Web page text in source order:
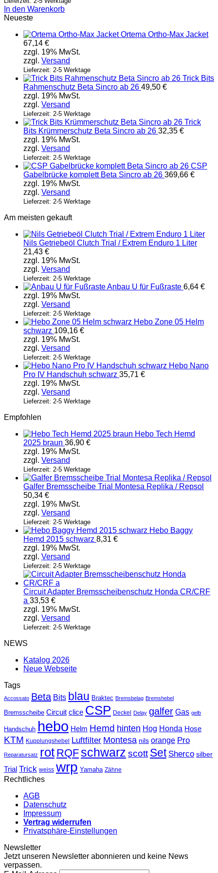
In den Warenkorb
Neueste
Ortema Ortho-Max Jacket
67,14 €
zzgl. 19% MwSt.
zzgl. Versand
Lieferzeit: 2-5 Werktage
Trick Bits
Rahmenschutz Beta Sincro ab 26 49,50 €
zzgl. 19% MwSt.
zzgl. Versand
Lieferzeit: 2-5 Werktage
Trick
Bits Krümmerschutz Beta Sincro ab 26 32,35 €
zzgl. 19% MwSt.
zzgl. Versand
Lieferzeit: 2-5 Werktage
CSP
Gabelbrücke komplett Beta Sincro ab 26 369,66 €
zzgl. 19% MwSt.
zzgl. Versand
Lieferzeit: 2-5 Werktage
Am meisten gekauft
Nils Getriebeöl Clutch Trial / Extrem Enduro 1 Liter
21,43 €
zzgl. 19% MwSt.
zzgl. Versand
Lieferzeit: 2-5 Werktage
Anbau U für Fußraste 6,64 €
zzgl. 19% MwSt.
zzgl. Versand
Lieferzeit: 2-5 Werktage
Hebo Zone 05 Helm
schwarz 109,16 €
zzgl. 19% MwSt.
zzgl. Versand
Lieferzeit: 2-5 Werktage
Hebo Nano
Pro IV Handschuh schwarz 35,71 €
zzgl. 19% MwSt.
zzgl. Versand
Lieferzeit: 2-5 Werktage
Empfohlen
Hebo Tech Hemd
2025 braun 36,90 €
zzgl. 19% MwSt.
zzgl. Versand
Lieferzeit: 2-5 Werktage
Galfer Bremsscheibe Trial Montesa Replika / Repsol
50,34 €
zzgl. 19% MwSt.
zzgl. Versand
Lieferzeit: 2-5 Werktage
Hebo Baggy
Hemd 2015 schwarz 8,31 €
zzgl. 19% MwSt.
zzgl. Versand
Lieferzeit: 2-5 Werktage
Circuit Adapter Bremsscheibenschutz Honda CR/CRF
a 33,53 €
zzgl. 19% MwSt.
zzgl. Versand
Lieferzeit: 2-5 Werktage
NEWS
Katalog 2026
Neue Webseite
Tags
Accossato Beta Bits blau Braktec Bremsbelag Bremshebel
Bremsscheibe Circuit clice CSP Deckel Delay galfer Gas gelb
Handschuh hebo Helm Hemd hinten Hog Honda Hose
KTM Kupplungshebel Luftfilter Montesa nils orange Pro
Reparatursatz rot RQF schwarz scott Set Sherco silber
Trial Trick weiss wrp Yamaha Zähne
Rechtliches
AGB
Datenschutz
Impressum
Vertrag widerrufen
Privatsphäre-Einstellungen
Newsletter
Jetzt unseren Newsletter abonnieren und keine News
verpassen.